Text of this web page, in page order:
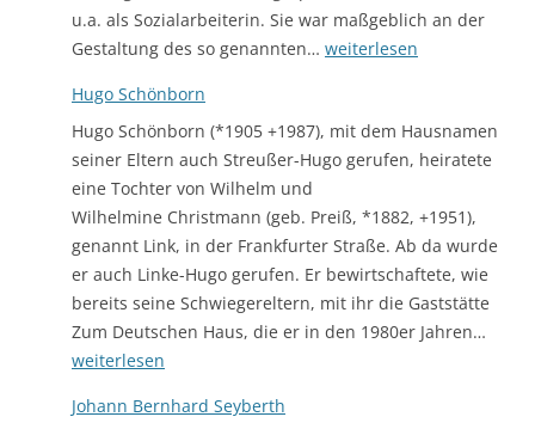
u.a. als Sozialarbeiterin. Sie war maßgeblich an der
Gestaltung des so genannten… Hilde
weiterlesen
Hugo Schönborn
Hugo Schönborn (*1905 +1987), mit dem Hausnamen
seiner Eltern auch Streußer-Hugo gerufen, heiratete
eine Tochter von Wilhelm und
Wilhelmine Christmann (geb. Preiß, *1882, +1951),
genannt Link, in der Frankfurter Straße. Ab da wurde
er auch Linke-Hugo gerufen. Er bewirtschaftete, wie
bereits seine Schwiegereltern, mit ihr die Gaststätte
Zum Deutschen Haus, die er in den 1980er Jahren…
weiterlesen
Johann Bernhard Seyberth